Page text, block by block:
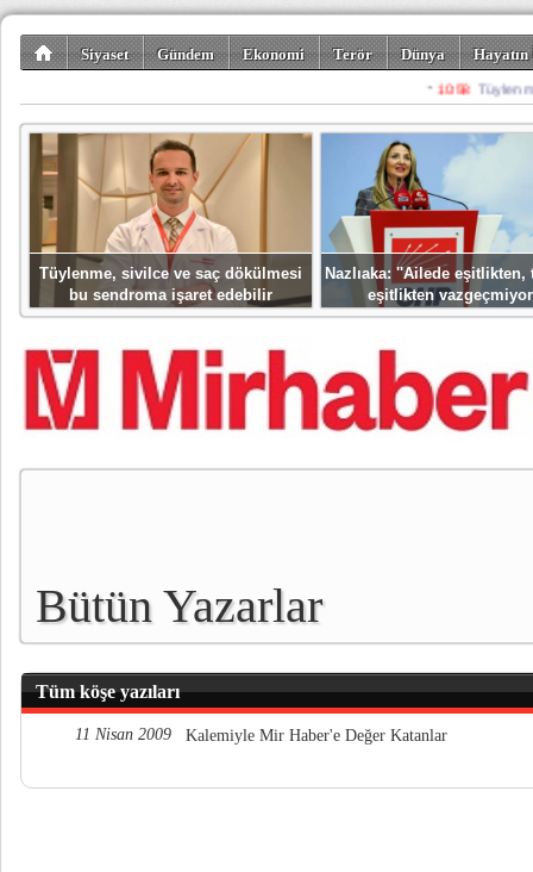
Siyaset Gündem Ekonomi Terör Dünya
Spor Misafir
Tüylenme, sivilce ve saç dökülmesi
bu sendroma işaret edebilir
Nazlıaka: ''Ailede eşitlikten,
eşitlikten
Bütün Yazarlar
Tüm köşe yazıları
11 Nisan 2009 Kalemiyle Mir Haber'e Değer Katanlar